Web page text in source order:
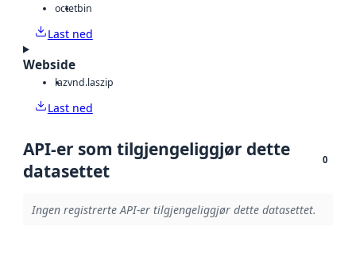
octetbin
Last ned
Webside
lazvnd.laszip
Last ned
API-er som tilgjengeliggjør dette
datasettet
0
Ingen registrerte API-er tilgjengeliggjør dette datasettet.